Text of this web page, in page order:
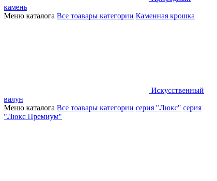
камень
Меню каталога Все тоавары категории Каменная крошка
Искусственный
валун
Меню каталога Все тоавары категории серия "Люкс" серия
"Люкс Премиум"